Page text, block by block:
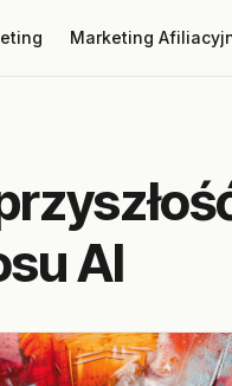
Marketing
AI